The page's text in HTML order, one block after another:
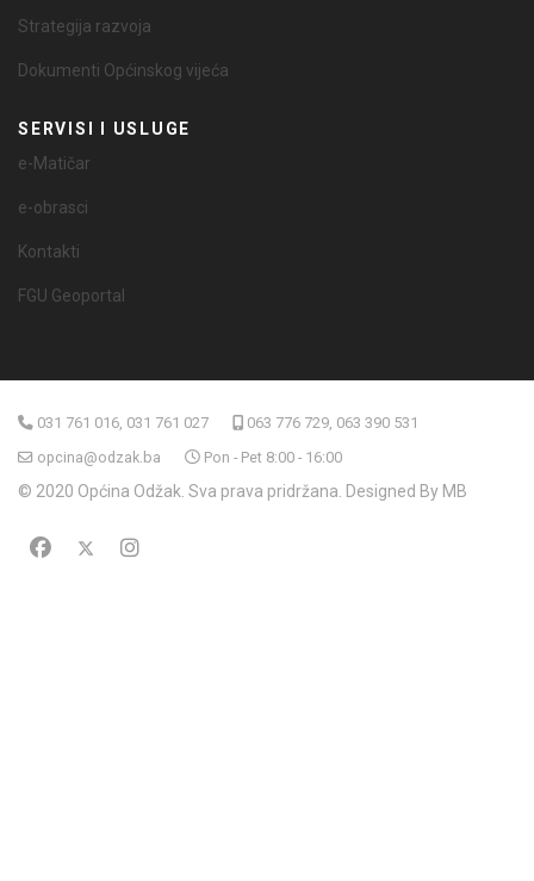
Strategija razvoja
Dokumenti Općinskog vijeća
SERVISI I USLUGE
e-Matičar
e-obrasci
Kontakti
FGU Geoportal
031 761 016, 031 761 027
063 776 729, 063 390 531
opcina@odzak.ba
Pon - Pet 8:00 - 16:00
© 2020 Općina Odžak. Sva prava pridržana. Designed By MB